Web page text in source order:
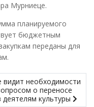
Мурниеце.
планируемого
бюджетным
переданы для
видит необходимости
о переносе
культуры